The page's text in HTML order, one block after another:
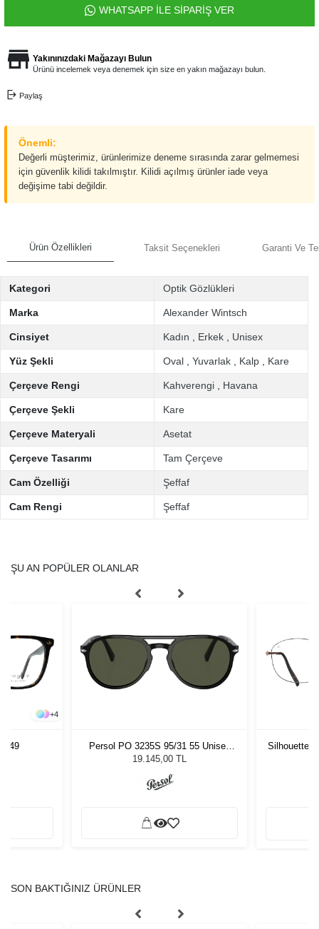
WHATSAPP İLE SİPARİŞ VER
Yakınınızdaki Mağazayı Bulun
Ürünü incelemek veya denemek için size en yakın mağazayı bulun.
Paylaş
Önemli:
Değerli müşterimiz, ürünlerimize deneme sırasında zarar gelmemesi
için güvenlik kilidi takılmıştır. Kilidi açılmış ürünler iade veya
değişime tabi değildir.
Ürün Özellikleri Taksit Seçenekleri Garanti Ve
Kategori Optik Gözlükleri
Marka Alexander Wintsch
Cinsiyet Kadın Erkek Unisex
Yüz Şekli Oval Yuvarlak Kalp Kare
Çerçeve Rengi Kahverengi Havana
Çerçeve Şekli Kare
Çerçeve Materyali Asetat
Çerçeve Tasarımı Tam Çerçeve
Cam Özelliği Şeffaf
Cam Rengi Şeffaf
ŞU AN POPÜLER OLANLAR
+4
49
Persol PO 3235S 95/31 55 Unisex
Güneş Gözlüğü
19.145,00 TL
Silhouette
SON BAKTIĞINIZ ÜRÜNLER